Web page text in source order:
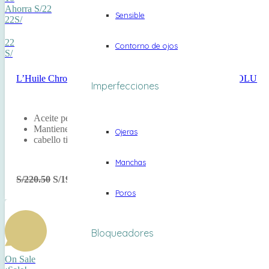
Sensible
Contorno de ojos
Imperfecciones
Ojeras
Manchas
Poros
Bloqueadores
Ahorra S/22
22S/
22
S/
L’Huile Chroma Éclat Recargable 75 Ml CHROMA ABSOLU
Aceite perfumado
Mantiene el brillo y color
cabello tinturado
S/220.50 S/198.45
On Sale